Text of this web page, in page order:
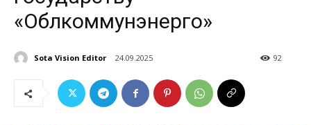
«Облкоммунэнерго»
Sota Vision Editor 24.09.2025 92